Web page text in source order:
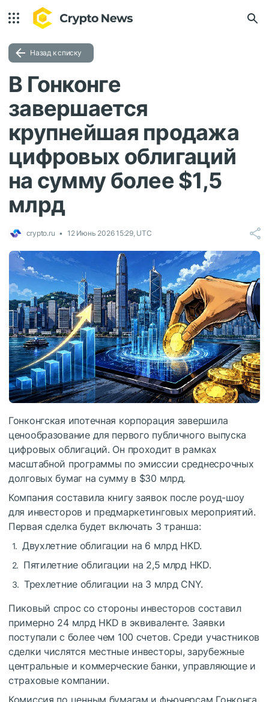
Назад к списку
В Гонконге
завершается
крупнейшая продажа
цифровых облигаций
на сумму более $1,5
млрд
crypto.ru 12 Июнь 2026 15:29, UTC
Гонконгская ипотечная корпорация завершила
ценообразование для первого публичного выпуска
цифровых облигаций. Он проходит в рамках
масштабной программы по эмиссии среднесрочных
долговых бумаг на сумму в $30 млрд.
Компания составила книгу заявок после роуд-шоу
для инвесторов и предмаркетинговых мероприятий.
Первая сделка будет включать 3 транша:
Двухлетние облигации на 6 млрд HKD.
Пятилетние облигации на 2,5 млрд HKD.
Трехлетние облигации на 3 млрд CNY.
Пиковый спрос со стороны инвесторов составил
примерно 24 млрд HKD в эквиваленте. Заявки
поступали с более чем 100 счетов. Среди участников
сделки числятся местные инвесторы, зарубежные
центральные и коммерческие банки, управляющие и
страховые компании.